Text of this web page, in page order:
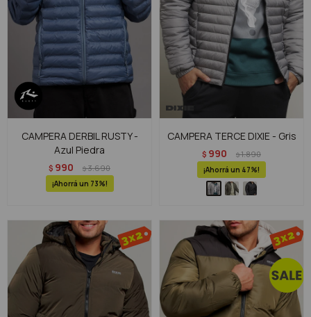
CAMPERA DERBIL RUSTY -
Azul Piedra
$ 990 $3.690
73
CAMPERA TERCE DIXIE - Gris
$ 990 $1.890
47